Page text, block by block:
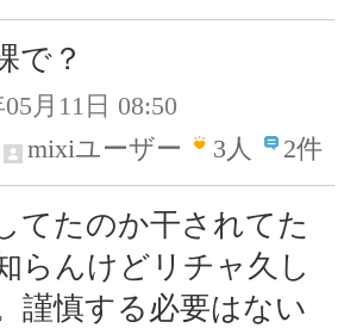
で？
月11日 08:50
mixiユーザー
3人 2件
てたのか干されてた
らんけどリチャ久し
謹慎する必要はない